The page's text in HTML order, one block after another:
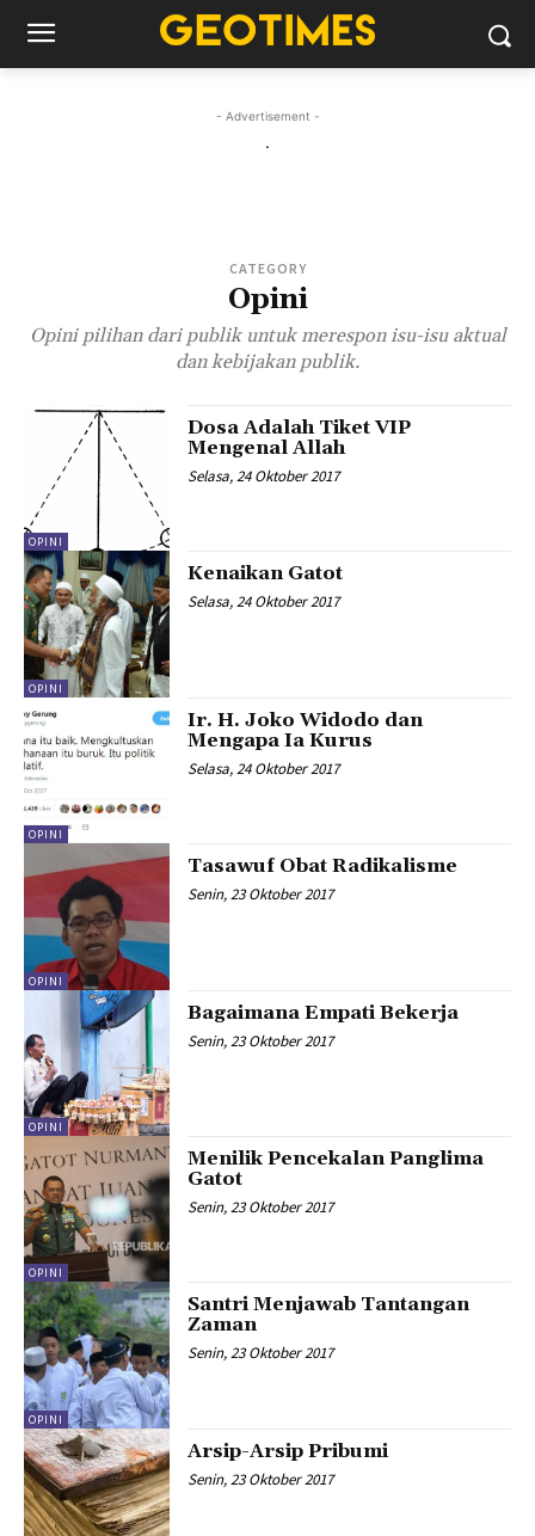
- Advertisement -
.
CATEGORY
Opini
Opini pilihan dari publik untuk merespon isu-isu aktual
dan kebijakan publik.
OPINI
Dosa Adalah Tiket VIP
Mengenal Allah
Selasa, 24 Oktober 2017
OPINI
Kenaikan Gatot
Selasa, 24 Oktober 2017
OPINI
Ir. H. Joko Widodo dan
Mengapa Ia Kurus
Selasa, 24 Oktober 2017
OPINI
Tasawuf Obat Radikalisme
Senin, 23 Oktober 2017
OPINI
Bagaimana Empati Bekerja
Senin, 23 Oktober 2017
OPINI
Menilik Pencekalan Panglima
Gatot
Senin, 23 Oktober 2017
OPINI
Santri Menjawab Tantangan
Zaman
Senin, 23 Oktober 2017
Arsip-Arsip Pribumi
Senin, 23 Oktober 2017